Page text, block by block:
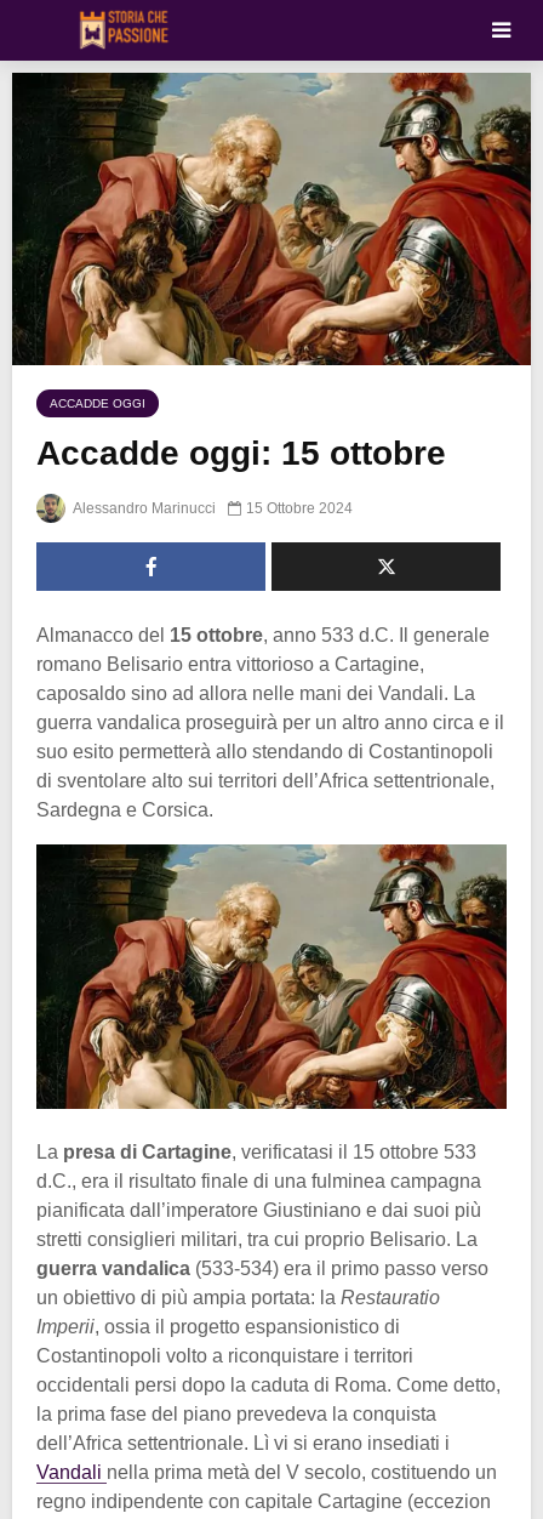
ACCADDE OGGI
Accadde oggi: 15 ottobre
Alessandro Marinucci 15 Ottobre 2024
Almanacco del 15 ottobre, anno 533 d.C. Il generale
romano Belisario entra vittorioso a Cartagine,
caposaldo sino ad allora nelle mani dei Vandali. La
guerra vandalica proseguirà per un altro anno circa e il
suo esito permetterà allo stendando di Costantinopoli
di sventolare alto sui territori dell’Africa settentrionale,
Sardegna e Corsica.
La presa di Cartagine, verificatasi il 15 ottobre 533
d.C., era il risultato finale di una fulminea campagna
pianificata dall’imperatore Giustiniano e dai suoi più
stretti consiglieri militari, tra cui proprio Belisario. La
guerra vandalica (533-534) era il primo passo verso
un obiettivo di più ampia portata: la Restauratio
Imperii, ossia il progetto espansionistico di
Costantinopoli volto a riconquistare i territori
occidentali persi dopo la caduta di Roma. Come detto,
la prima fase del piano prevedeva la conquista
dell’Africa settentrionale. Lì vi si erano insediati i
Vandali nella prima metà del V secolo, costituendo un
regno indipendente con capitale Cartagine (eccezion